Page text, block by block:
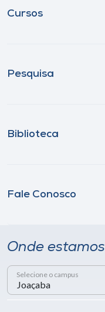
Cursos
Pesquisa
Biblioteca
Fale Conosco
Onde estamos
Selecione o campus